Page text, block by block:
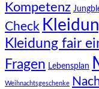
Kompetenz
Check
Kleidung fair
Fragen Lebensplan
Weihnachtsgeschenke